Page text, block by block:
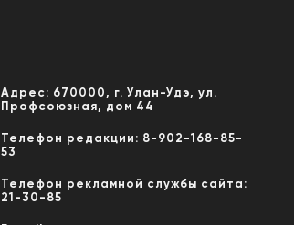
Адрес: 670000, г. Улан-Удэ, ул.
Профсоюзная, дом 44
Телефон редакции: 8-902-168-85-
53
Телефон рекламной службы сайта:
21-30-85